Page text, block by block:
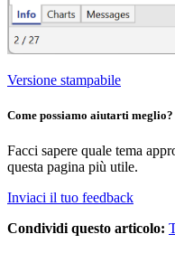
Versione stampabile
Come possiamo aiutarti meglio?
Facci sapere quale tema
questa pagina più utile.
Inviaci il tuo feedback
Condividi questo articolo: